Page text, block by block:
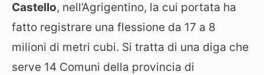
Castello, nell’Agrigentino, la cui portata ha
fatto registrare una flessione da 17 a 8
milioni di metri cubi. Si tratta di una diga che
serve 14 Comuni della provincia di